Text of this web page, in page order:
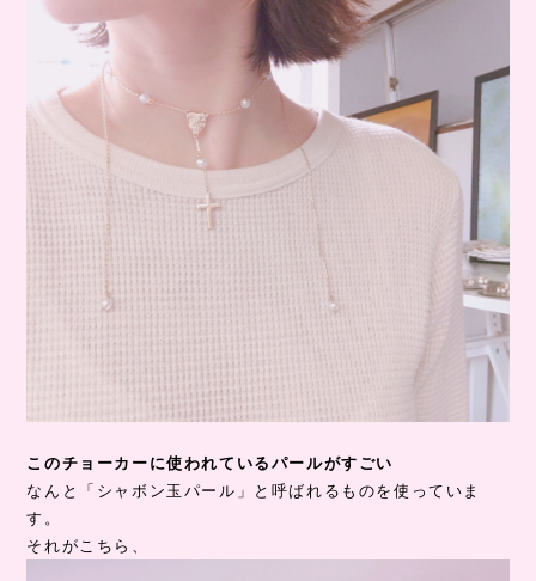
このチョーカーに使われているパールがすごい
なんと「シャボン玉パール」と呼ばれるものを使っていま
す。
それがこちら、